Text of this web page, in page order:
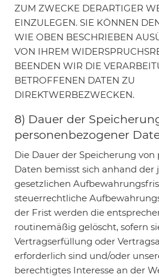
ZUM ZWECKE DERARTIGER
EINZULEGEN. SIE KÖNNEN
WIE OBEN BESCHRIEBEN
VON IHREM
BEENDEN WIR DIE
BETROFFENEN DATEN ZU
DIREKTWERBEZWECKEN.
8) Dauer der
personenbezogener
Die Dauer der Speicherung
Daten bemisst sich anhand der
gesetzlichen
steuerrechtliche
der Frist werden die
routinemäßig gelöscht, sofern
Vertragserfüllung oder
erforderlich sind und/oder
berechtigtes Interesse an der